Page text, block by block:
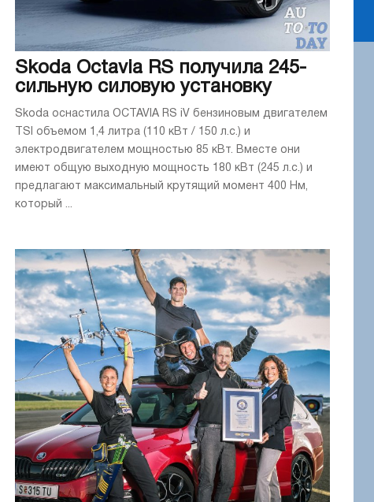
Skoda Octavia RS получила 245-
сильную силовую установку
Skoda оснастила OCTAVIA RS iV бензиновым двигателем
TSI объемом 1,4 литра (110 кВт / 150 л.с.) и
электродвигателем мощностью 85 кВт. Вместе они
имеют общую выходную мощность 180 кВт (245 л.с.) и
предлагают максимальный крутящий момент 400 Нм,
который ...